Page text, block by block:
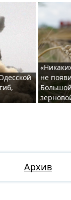
не
Архив